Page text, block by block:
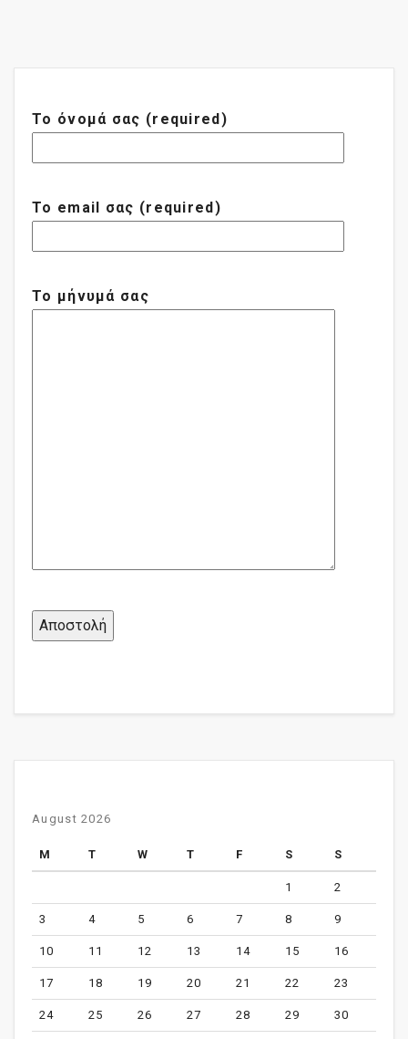
Το όνομά σας (required)
Το email σας (required)
Το μήνυμά σας
August 2026
M T W T F S S
1 2
3 4 5 6 7 8 9
10 11 12 13 14 15 16
17 18 19 20 21 22 23
24 25 26 27 28 29 30